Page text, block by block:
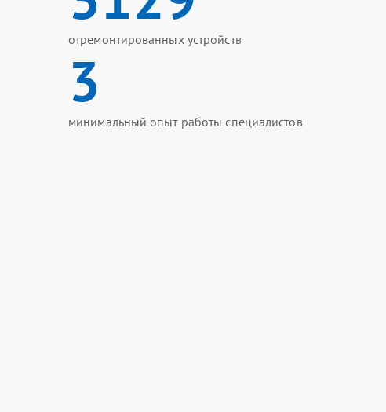
отремонтированных устройств
3
минимальный опыт работы специалистов